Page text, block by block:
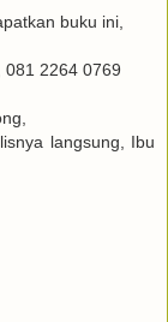
buku ini,
2264 0769
langsung, Ibu